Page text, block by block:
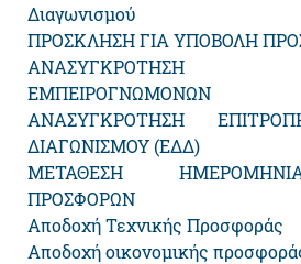
Διαγωνισμού
ΠΡΟΣΚΛΗΣΗ ΓΙΑ ΥΠΟΒΟΛΗ
ΑΝΑΣΥΓΚΡΟΤΗΣΗ
ΕΜΠΕΙΡΟΓΝΩΜΟΝΩΝ
ΑΝΑΣΥΓΚΡΟΤΗΣΗ
ΔΙΑΓΩΝΙΣΜΟΥ (ΕΔΔ)
ΜΕΤΑΘΕΣΗ
ΠΡΟΣΦΟΡΩΝ
Αποδοχή Τεχνικής Προσφοράς
Αποδοχή οικονομικής